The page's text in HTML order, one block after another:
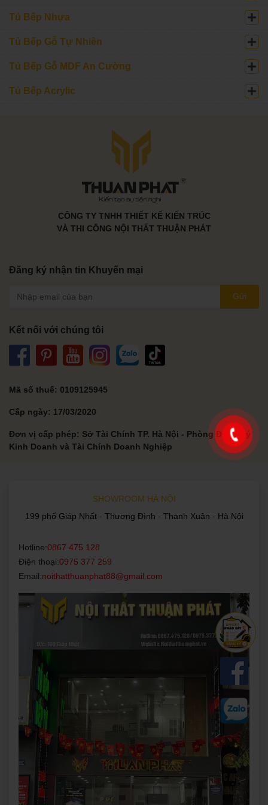
Tủ Bếp Nhựa
Tủ Bếp Gỗ Tự Nhiên
Tủ Bếp Gỗ MDF An Cường
Tủ Bếp Acrylic
CÔNG TY TNHH THIẾT KẾ KIẾN TRÚC
VÀ THI CÔNG NỘI THẤT THUẬN PHÁT
Đăng ký nhận tin Khuyến mại
Gửi
Kết nối với chúng tôi
Mã số thuế: 0109125945
Cấp ngày: 17/03/2020
Đơn vị cấp phép: Sở Tài Chính TP. Hà Nội - Phòng Đăng Ký
Kinh Doanh và Tài Chính Doanh Nghiệp
SHOWROOM HÀ NỘI
199 phố Giáp Nhất - Thượng Đình - Thanh Xuân - Hà Nội
Hotline:0867 475 128
Điện thoại:0975 377 259
Email:noithatthuanphat88@gmail.com